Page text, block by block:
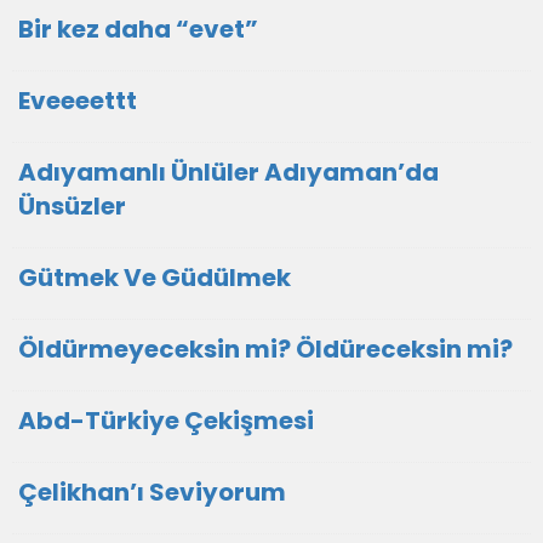
Bir kez daha “evet”
Eveeeettt
Adıyamanlı Ünlüler Adıyaman’da
Ünsüzler
Gütmek Ve Güdülmek
Öldürmeyeceksin mi? Öldüreceksin mi?
Abd-Türkiye Çekişmesi
Çelikhan’ı Seviyorum